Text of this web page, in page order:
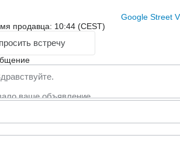
Google Street
продавца: 10:44 (CEST)
встречу